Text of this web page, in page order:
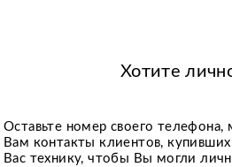
Хотите
Оставьте номер своего телефона,
Вам контакты клиентов,
Вас технику, чтобы Вы могли